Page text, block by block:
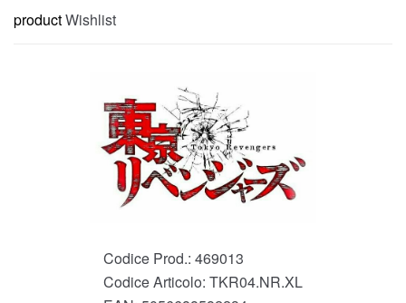
productWishlist
Codice Prod.: 469013
Codice Articolo: TKR04.NR.XL